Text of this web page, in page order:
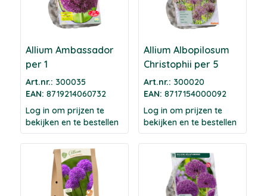
Allium Ambassador
per 1
Art.nr.: 300035
EAN: 8719214060732
Log in om prijzen te
bekijken en te bestellen
Allium Albopilosum
Christophii per 5
Art.nr.: 300020
EAN: 8717154000092
Log in om prijzen te
bekijken en te bestellen